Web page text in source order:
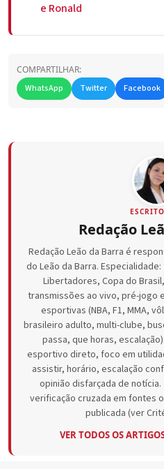
e Ronald
COMPARTILHAR:
WhatsApp
Twitter Facebook
Redação
Redação Leão da Barra é
do Leão da Barra.
Libertadores, Copa do
transmissões ao vivo, pré-jogo
esportivas (NBA, F1, MMA,
brasileiro adulto, multi-clube,
passa, que horas,
esportivo direto, foco em
assistir, horário, escalação
opinião disfarçada de
verificação cruzada em fontes
publicada (ver
VER TODOS OS